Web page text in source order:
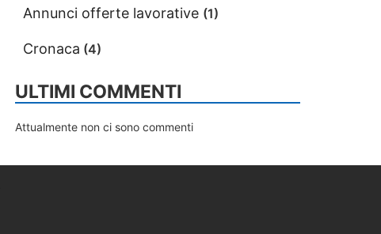
Annunci offerte lavorative (1)
Cronaca (4)
ULTIMI COMMENTI
Attualmente non ci sono commenti